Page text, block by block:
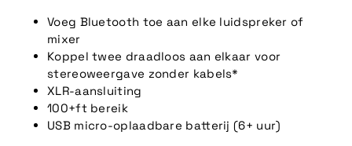
Voeg Bluetooth toe aan elke luidspreker of
mixer
Koppel twee draadloos aan elkaar voor
stereoweergave zonder kabels*
XLR-aansluiting
100+ft bereik
USB micro-oplaadbare batterij (6+ uur)